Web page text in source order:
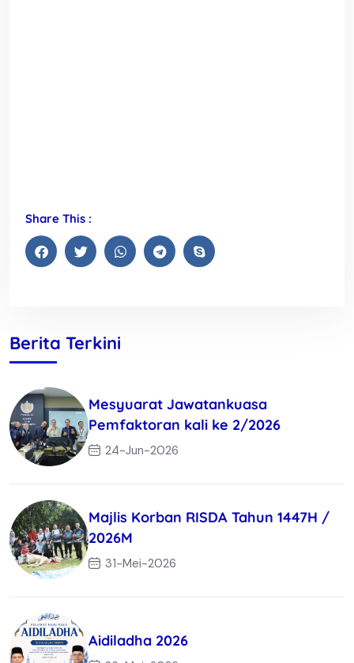
Share This :
Berita Terkini
Mesyuarat Jawatankuasa
Pemfaktoran kali ke 2/2026
24-Jun-2026
Majlis Korban RISDA Tahun 1447H /
2026M
31-Mei-2026
Aidiladha 2026